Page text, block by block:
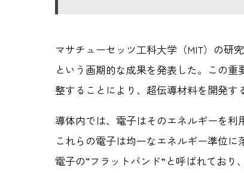
マサチューセッツ工科大学（MIT）の研
という画期的な成果を発表した。この
整することにより、超伝導材料を開発す
導体内では、電子はそのエネルギーを利
これらの電子は均一なエネルギー準位
電子の“フラットバンド”と呼ばれてお